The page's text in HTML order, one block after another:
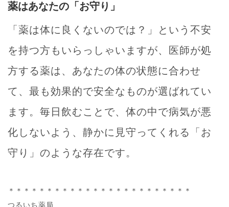
薬はあなたの「お守り」
「薬は体に良くないのでは？」という不安
を持つ方もいらっしゃいますが、医師が処
方する薬は、あなたの体の状態に合わせ
て、最も効果的で安全なものが選ばれてい
ます。毎日飲むことで、体の中で病気が悪
化しないよう、静かに見守ってくれる「お
守り」のような存在です。
＊＊＊＊＊＊＊＊＊＊＊＊＊＊＊＊＊＊＊＊＊＊＊＊
つるいち薬局